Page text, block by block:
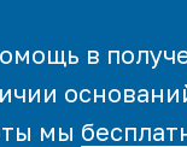
в
мы